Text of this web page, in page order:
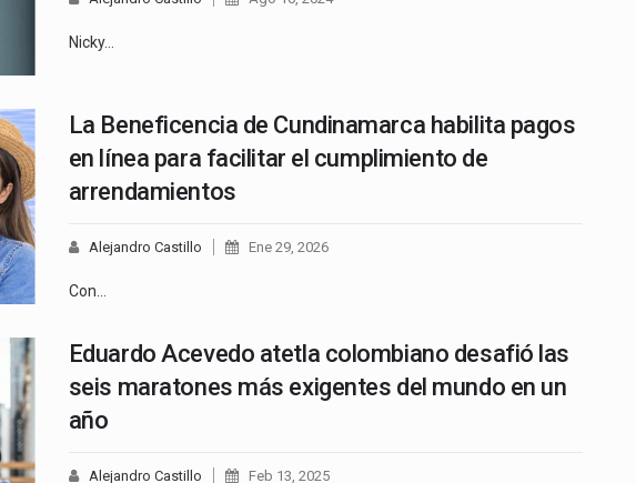
Nicky…
La Beneficencia de Cundinamarca habilita pagos
en línea para facilitar el cumplimiento de
arrendamientos
Alejandro Castillo Ene 29, 2026
Con…
Eduardo Acevedo atetla colombiano desafió las
seis maratones más exigentes del mundo en un
año
Alejandro Castillo Feb 13, 2025